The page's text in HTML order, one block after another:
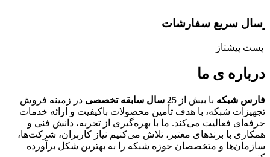
سریع سفارشات
پست پیشتاز
درباره ی ما
فارس شبکه با بیش از 25 سال سابقه تخصصی
در زمینه فروش
تجهیزات شبکه، با هدف تأمین محصولات باکیفیت و ارائه خدمات
حرفه‌ای فعالیت می‌کند. ما با بهره‌گیری از تجربه، دانش فنی و
همکاری با برندهای معتبر، تلاش می‌کنیم نیاز کاربران، شرکت‌ها،
سازمان‌ها و متخصصان حوزه شبکه را به بهترین شکل برآورده